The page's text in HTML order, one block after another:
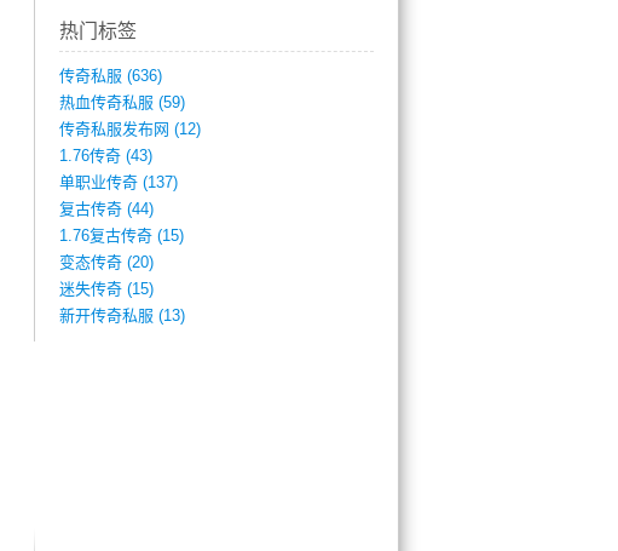
热门标签
传奇私服 (636)
热血传奇私服 (59)
传奇私服发布网 (12)
1.76传奇 (43)
单职业传奇 (137)
复古传奇 (44)
1.76复古传奇 (15)
变态传奇 (20)
迷失传奇 (15)
新开传奇私服 (13)